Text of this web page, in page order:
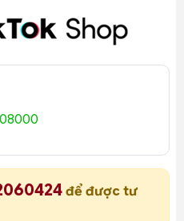
để được tư